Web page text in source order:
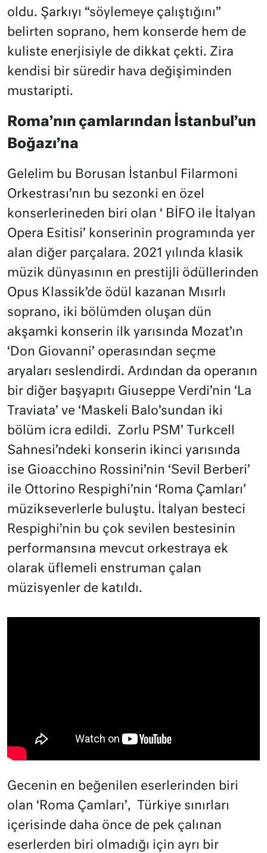
oldu. Şarkıyı “söylemeye çalıştığını”
belirten soprano, hem konserde hem de
kuliste enerjisiyle de dikkat çekti. Zira
kendisi bir süredir hava değişiminden
mustaripti.
Roma’nın çamlarından İstanbul’un
Boğazı’na
Gelelim bu Borusan İstanbul Filarmoni
Orkestrası’nın bu sezonki en özel
konserlerineden biri olan ‘ BİFO ile İtalyan
Opera Esitisi’ konserinin programında yer
alan diğer parçalara. 2021 yılında klasik
müzik dünyasının en prestijli ödüllerinden
Opus Klassik’de ödül kazanan Mısırlı
soprano, iki bölümden oluşan dün
akşamki konserin ilk yarısında Mozat’ın
‘Don Giovanni’ operasından seçme
aryaları seslendirdi. Ardından da operanın
bir diğer başyapıtı Giuseppe Verdi’nin ‘La
Traviata’ ve ‘Maskeli Balo’sundan iki
bölüm icra edildi. Zorlu PSM’ Turkcell
Sahnesi’ndeki konserin ikinci yarısında
ise Gioacchino Rossini’nin ‘Sevil Berberi’
ile Ottorino Respighi’nin ‘Roma Çamları’
müzikseverlerle buluştu. İtalyan besteci
Respighi’nin bu çok sevilen bestesinin
performansına mevcut orkestraya ek
olarak üflemeli enstruman çalan
müzisyenler de katıldı.
Gecenin en beğenilen eserlerinden biri
olan ‘Roma Çamları’, Türkiye sınırları
içerisinde daha önce de pek çalınan
eserlerden biri olmadığı için ayrı bir